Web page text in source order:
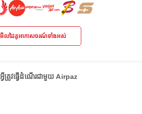
ើលដៃគូអាកាសចរណ៍ទាំងអស់
វីត្រូវធ្វើដំណើរជាមួយ Airpaz